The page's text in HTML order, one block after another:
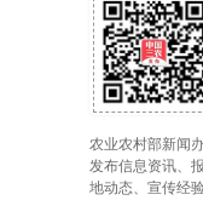
农业农村部新闻
发布信息资讯、
地动态、宣传经